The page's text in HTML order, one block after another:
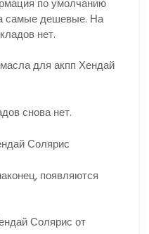
по умолчанию
самые дешевые. На
нет.
снова нет.
появляются